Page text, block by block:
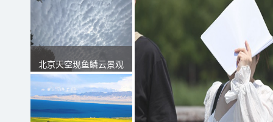
北京天空现鱼鳞云景观